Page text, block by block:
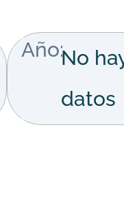
Año:No
datos